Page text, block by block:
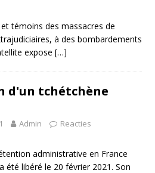
témoins des massacres de
à des bombardements
expose […]
d'un tchétchène
Admin
Reacties
administrative en France
été libéré le 20 février 2021. Son